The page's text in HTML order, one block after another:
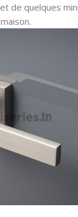
de quelques